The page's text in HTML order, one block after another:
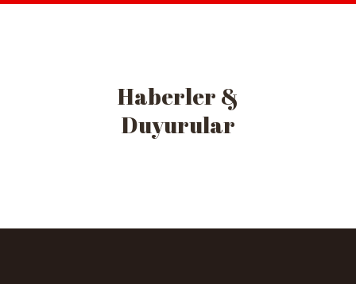
Haberler &
Duyurular